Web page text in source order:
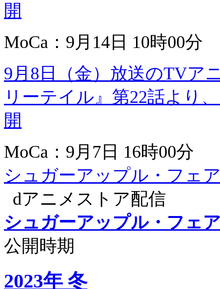
開
MoCa：9月14日 10時00分
9月8日（金）放送のTVア
リーテイル』第22話より
開
MoCa：9月7日 16時00分
シュガーアップル・フェ
dアニメストア配信
シュガーアップル・フェ
公開時期
2023年 冬